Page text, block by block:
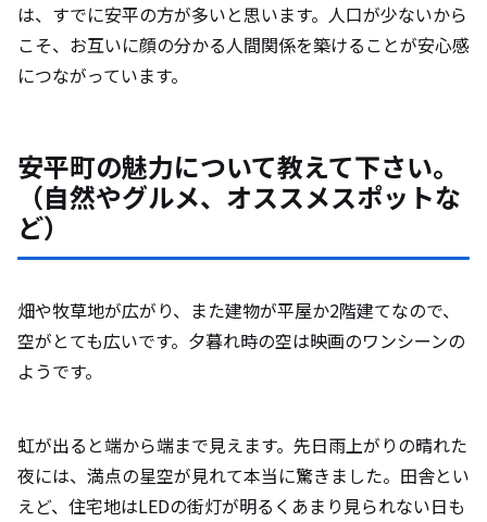
は、すでに安平の方が多いと思います。人口が少ないから
こそ、お互いに顔の分かる人間関係を築けることが安心感
につながっています。
安平町の魅力について教えて下さい。
（自然やグルメ、オススメスポットな
ど）
畑や牧草地が広がり、また建物が平屋か2階建てなので、
空がとても広いです。夕暮れ時の空は映画のワンシーンの
ようです。
虹が出ると端から端まで見えます。先日雨上がりの晴れた
夜には、満点の星空が見れて本当に驚きました。田舎とい
えど、住宅地はLEDの街灯が明るくあまり見られない日も